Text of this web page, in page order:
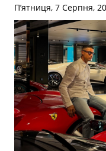
П’ятниця, 7 Серпня,